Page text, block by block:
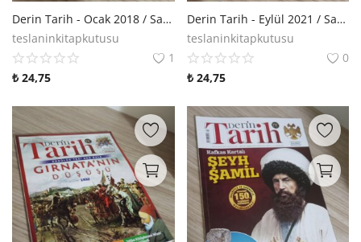
Derin Tarih - Ocak 2018 / Sayı 070
teslaninkitapkutusu
1
₺ 24,75
Derin Tarih - Eylül 2021 / Sayı 114
teslaninkitapkutusu
0
₺24,75